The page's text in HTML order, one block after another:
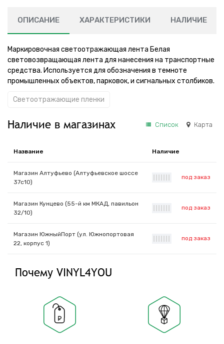
ОПИСАНИЕ ХАРАКТЕРИСТИКИ НАЛИЧИЕ
Маркировочная светоотражающая лента Белая
световозвращающая лента для нанесения на транспортные
средства. Используется для обозначения в темноте
промышленных объектов, парковок, и сигнальных столбиков.
Светоотражающие пленки
Наличие в магазинах Список Карта
Название Наличие
Магазин Алтуфьево (Алтуфьевское шоссе
37с10)
под заказ
Магазин Кунцево (55-й км МКАД, павильон
32/10)
под заказ
Магазин ЮжныйПорт (ул. Южнопортовая
22, корпус 1)
под заказ
Почему VINYL4YOU